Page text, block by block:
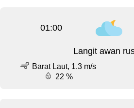
01:00
Langit awan
Barat Laut, 1.3 m/s
22 %